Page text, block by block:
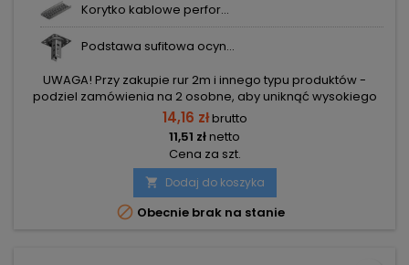
Korytko kablowe perfor...
Podstawa sufitowa ocyn...
UWAGA! Przy zakupie rur 2m i innego typu produktów -
podziel zamówienia na 2 osobne, aby uniknąć wysokiego
kosztu transportu! Zamów osobno rury 2m i osobno inne
elementy.
14,16 złbrutto
11,51 złnetto
Cena za szt.
 Dodaj do koszyka
 Obecnie brak na stanie